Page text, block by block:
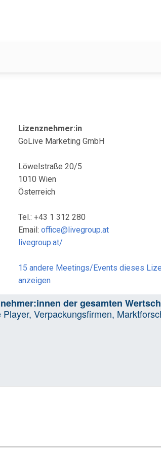
Lizenznehmer:in
GoLive Marketing GmbH
Löwelstraße 20/5
1010 Wien
Österreich
Tel.: +43 1 312 280
Email:office@livegroup.at
livegroup.at/
15 andere Meetings/Events dieses
anzeigen
der gesamten
Verpackungsfirmen,